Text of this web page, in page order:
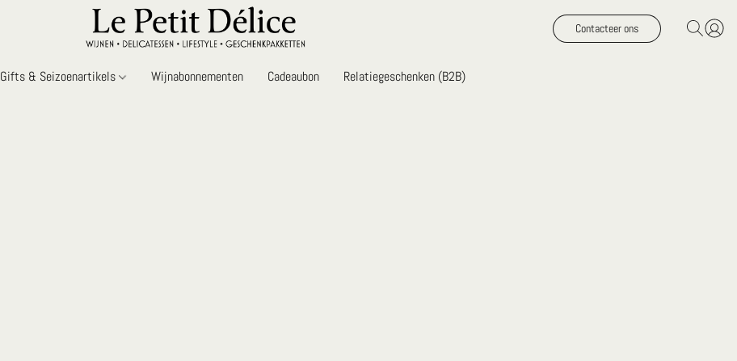
Contacteer ons
Gifts & Seizoenartikels Wijnabonnementen Cadeaubon Relatiegeschenken (B2B)